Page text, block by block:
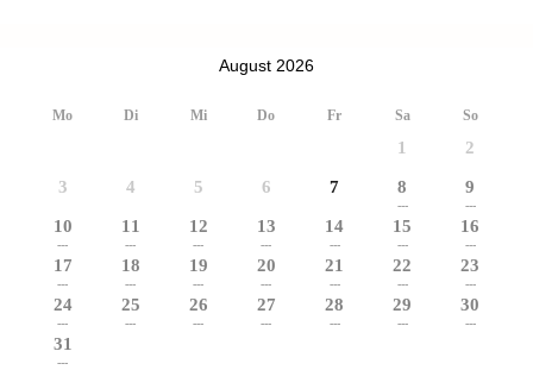
August 2026
Mo Di Mi Do Fr Sa So
1 2
3 4 5 6 7 8
---
9
---
10
---
11
---
12
---
13
---
14
---
15
---
16
---
17
---
18
---
19
---
20
---
21
---
22
---
23
---
24
---
25
---
26
---
27
---
28
---
29
---
30
---
31
---